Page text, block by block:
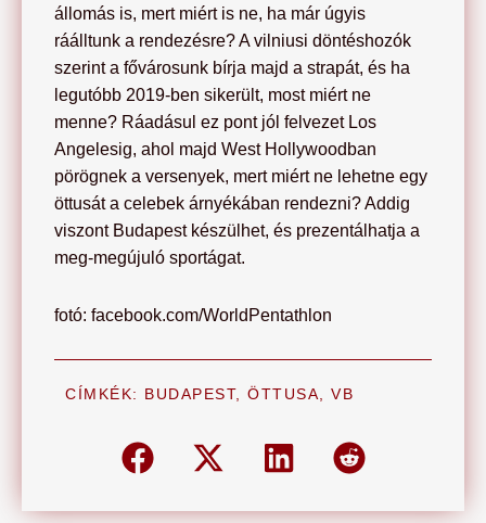
állomás is, mert miért is ne, ha már úgyis
ráálltunk a rendezésre? A vilniusi döntéshozók
szerint a fővárosunk bírja majd a strapát, és ha
legutóbb 2019-ben sikerült, most miért ne
menne? Ráadásul ez pont jól felvezet Los
Angelesig, ahol majd West Hollywoodban
pörögnek a versenyek, mert miért ne lehetne egy
öttusát a celebek árnyékában rendezni? Addig
viszont Budapest készülhet, és prezentálhatja a
meg-megújuló sportágat.
fotó: facebook.com/WorldPentathlon
CÍMKÉK: BUDAPEST, ÖTTUSA VB